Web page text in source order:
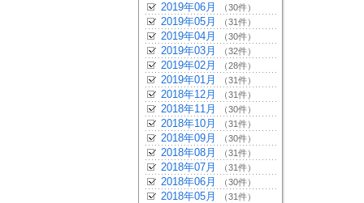
2019年06月 （30件）
2019年05月 （31件）
2019年04月 （30件）
2019年03月 （32件）
2019年02月 （28件）
2019年01月 （31件）
2018年12月 （31件）
2018年11月 （30件）
2018年10月 （31件）
2018年09月 （30件）
2018年08月 （31件）
2018年07月 （31件）
2018年06月 （30件）
2018年05月 （31件）